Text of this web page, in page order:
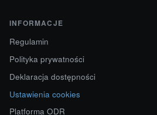
INFORMACJE
Regulamin
Polityka prywatności
Deklaracja dostępności
Ustawienia cookies
Platforma ODR